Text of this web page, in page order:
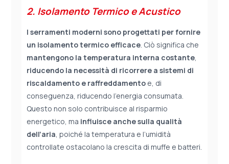
2. Isolamento Termico e Acustico
I serramenti moderni sono progettati per fornire
un isolamento termico efficace. Ciò significa che
mantengono la temperatura interna costante,
riducendo la necessità di ricorrere a sistemi di
riscaldamento e raffreddamento e, di
conseguenza, riducendo l’energia consumata.
Questo non solo contribuisce al risparmio
energetico, ma influisce anche sulla qualità
dell’aria, poiché la temperatura e l’umidità
controllate ostacolano la crescita di muffe e batteri.